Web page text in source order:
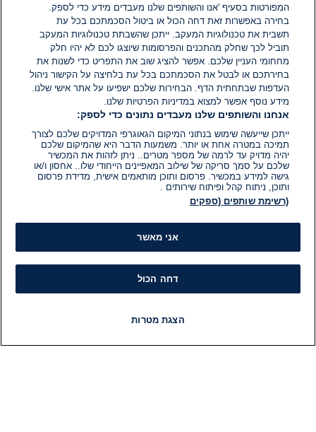
אין עדיין תגובות. היה הראשון להגיב
הוסף תגובה
המפורטות בסעיף 'אנו והשותפים שלנו מעבדים מידע כדי לספק.
בחירה באפשרות זאת דחה הכול או ביטול הסכמתכם בכל עת
תשבית את טכנולוגיות המעקב. ייתכן שהשבתת טכנולוגיות המעקב
תוביל לכך שחלק מהתכנים והפרסומות שיוצגו לכם לא יהיו חלק
מחחומי העניין שלכם. אפשר להציג שוב את התפריט כדי לשנות את
בחירתכם או לבטל את הסכמתכם בכל עת בלחיצה על הקישור ניהול
העדפות שבתחתית הדף. הבחירות שלכם ישפיעו על אתר אישי שלנו.
מידע נוסף אפשר למצוא במדיניות הפרטיות שלנו.
אנחנו והשותפים שלנו מעבדים נתונים כדי לספק:
ייתכן שייעשה שימוש בנתוני המיקום הגאוגרפי המדויקים שלכם לצורך
תמיכה במטרה אחת או יותר. משמעות הדבר היא שהמיקום שלכם
יהיה מדויק עד לרמה של מספר מטרים.. ניתן לזהות את המכשיר
שלכם על סמך סריקה של שילוב המאפיינים הייחודי שלו.. אחסון ו/או
גישה למידע במכשיר. פרסום ותוכן מותאמים אישית, מדידת פרסום
ותוכן, ניתוח קהל ופיתוח שירותים .
(רשימת שותפים (ספקים
אני מאשר
דחה הכול
הצגת מטרות